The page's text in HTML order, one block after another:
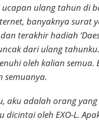
ulang tahun di
banyaknya surat
terakhir hadiah
dari ulang
oleh kalian semua.
semuanya.
aku adalah orang
dicintai oleh EXO-L.